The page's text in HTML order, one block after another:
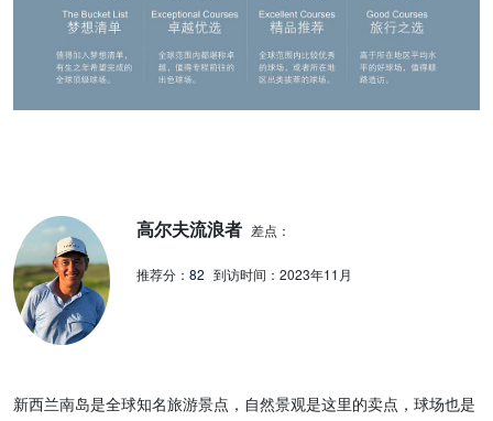
新西兰南岛是全球知名旅游景点，自然景观是这里的卖点，球场也是
高尔夫流浪者 差点：
推荐分： 82 到访时间： 2023年11月